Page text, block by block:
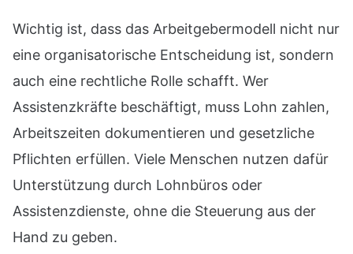
Wichtig ist, dass das Arbeitgebermodell nicht nur
eine organisatorische Entscheidung ist, sondern
auch eine rechtliche Rolle schafft. Wer
Assistenzkräfte beschäftigt, muss Lohn zahlen,
Arbeitszeiten dokumentieren und gesetzliche
Pflichten erfüllen. Viele Menschen nutzen dafür
Unterstützung durch Lohnbüros oder
Assistenzdienste, ohne die Steuerung aus der
Hand zu geben.